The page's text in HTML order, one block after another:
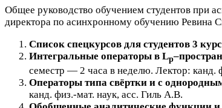
Общее руководство обучением студентов при
директора по асинхронному обучению Ревина
Список спецкурсов для студентов 3
Интегральные операторы в Lp
семестр — 2 часа в неделю. Лектор: канд.
Операторы типа свёртки и с
канд. физ.-мат. наук, асс. Гиль А.В.